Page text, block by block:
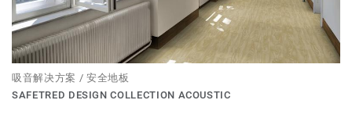
吸音解决方案 / 安全地板
SAFETRED DESIGN COLLECTION ACOUSTIC